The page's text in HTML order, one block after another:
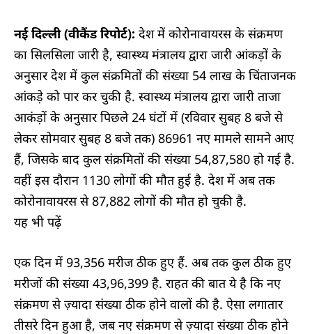
नई दिल्ली (वीकैंड रिपोर्ट): देश में कोरोनावायरस के संक्रमण
का सिलसिला जारी है, स्वास्थ्य मंत्रालय द्वारा जारी आंकड़ों के
अनुसार देश में कुल संक्रमितों की संख्या 54 लाख के चिंताजनक
आंकड़े को पार कर चुकी है. स्वास्थ्य मंत्रालय द्वारा जारी ताजा
आकंड़ों के अनुसार पिछले 24 घंटों में (रविवार सुबह 8 बजे से
लेकर सोमवार सुबह 8 बजे तक) 86961 नए मामले सामने आए
हैं, जिसके बाद कुल संक्रमितों की संख्या 54,87,580 हो गई है.
वहीं इस दौरान 1130 लोगों की मौत हुई है. देश में अब तक
कोरोनावायरस से 87,882 लोगों की मौत हो चुकी है.
यह भी पढ़ें
एक दिन में 93,356 मरीज ठीक हुए हैं. अब तक कुल ठीक हुए
मरीजों की संख्या 43,96,399 है. राहत की बात ये है कि नए
संक्रमण से ज़्यादा संख्या ठीक होने वालों की है. ऐसा लगातार
तीसरे दिन हुआ है, जब नए संक्रमण से ज़्यादा संख्या ठीक होने